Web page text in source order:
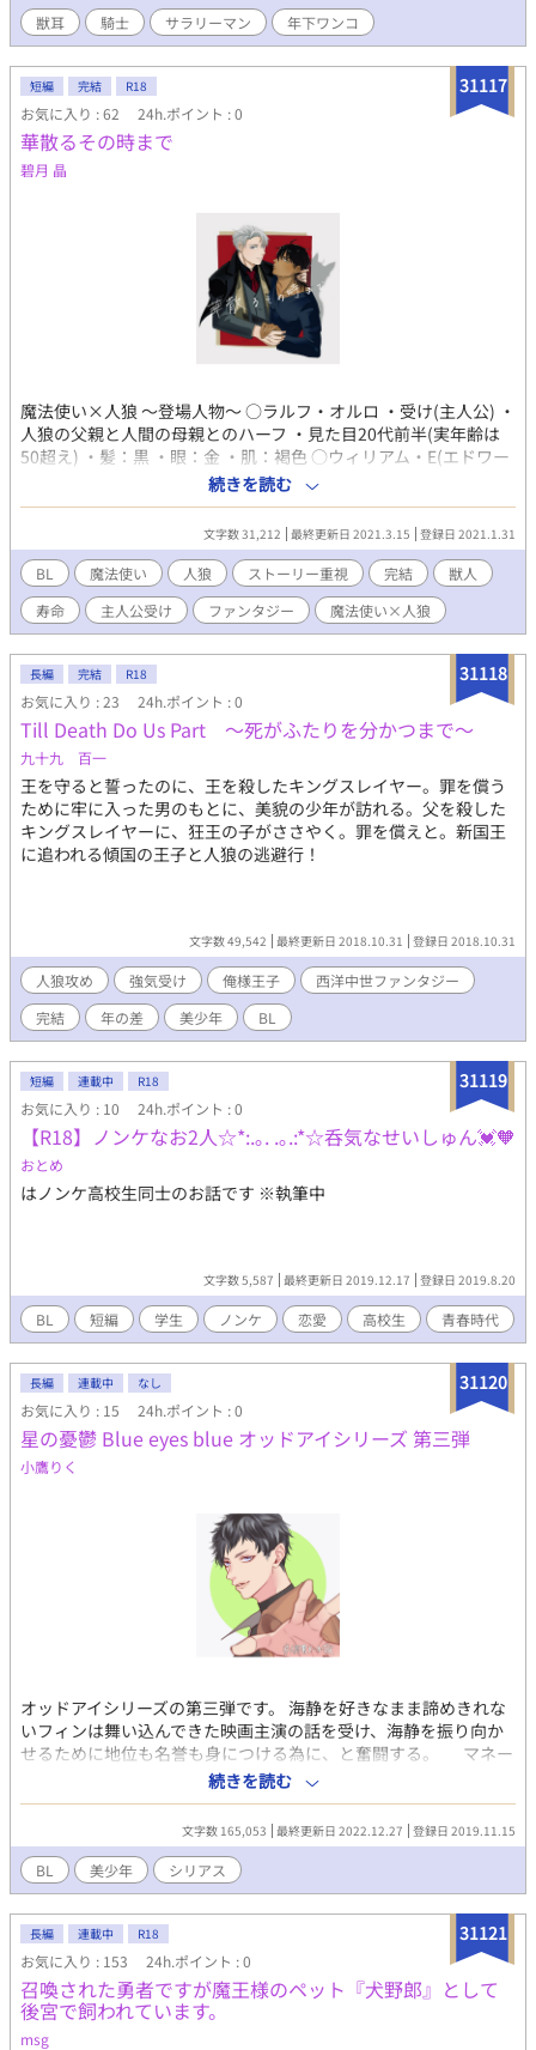
で、超生温かい目で見守って下さいね☆
獣耳 騎士 サラリーマン 年下ワンコ
31117
短編 完結 R18
お気に入り : 62 24h.ポイント : 0
華散るその時まで
碧月 晶
魔法使い×人狼 ～登場人物～ ○ラルフ・オルロ ・受け(主人公) ・
人狼の父親と人間の母親とのハーフ ・見た目20代前半(実年齢は
50超え) ・髪：黒 ・眼：金 ・肌：褐色 ○ウィリアム・E(エドワー
ド)・クロフォード ・攻め ・『白銀の魔法使い』の称号を持つ ・
見た目30代半ば(実際は400歳超えだが、その辺りから数えるのを
止めた) ・髪：銀 ・眼：灰 ・肌：白 ※BLove、エブリスタ様でも
掲載済みの作品です。 ※表紙絵は友人様からです(最終ページに掲
載)。 ※感想大歓迎です!!
続きを読む
文字数 31,212 最終更新日 2021.3.15 登録日 2021.1.31
BL 魔法使い 人狼 ストーリー重視 完結
獣人
寿命
主人公受け ファンタジー 魔法使い×人狼
31118
長編 完結 R18
お気に入り : 23 24h.ポイント : 0
Till Death Do Us Part ～死がふたりを分かつまで～
九十九 百一
王を守ると誓ったのに、王を殺したキングスレイヤー。罪を償う
ために牢に入った男のもとに、美貌の少年が訪れる。父を殺した
キングスレイヤーに、狂王の子がささやく。罪を償えと。新国王
に追われる傾国の王子と人狼の逃避行！
文字数 49,542 最終更新日 2018.10.31 登録日 2018.10.31
人狼攻め 強気受け 俺様王子
西洋中世ファンタジー
完結
年の差 美少年 BL
31119
短編 連載中 R18
お気に入り : 10 24h.ポイント : 0
【R18】ノンケなお2人☆*:.｡. .｡.:*☆呑気なせいしゅん💓🧡
おとめ
はノンケ高校生同士のお話です ※執筆中
文字数 5,587 最終更新日 2019.12.17 登録日 2019.8.20
BL 短編 学生 ノンケ 恋愛 高校生 青春時代
31120
長編 連載中 なし
お気に入り : 15 24h.ポイント : 0
星の憂鬱 Blue eyes blue オッドアイシリーズ 第三弾
小鷹りく
オッドアイシリーズの第三弾です。 海静を好きなまま諦めきれな
いフィンは舞い込んできた映画主演の話を受け、海静を振り向か
せるために地位も名誉も身につける為に、と奮闘する。 マネー
ジャーのルイスは超絶金髪碧眼美人なのにどこか影があり、フィ
ンに冷たい。容姿が人を惹きつけて私的な感情を持たれて仕事に
ならなくなっては困ると言うルイスなりの構え方なのだが、フィ
ンはそれを理解していながらルイスの冷たさに少し辛くなってい
る。 ルイスは美しすぎて妬まれ仕事仲間とはギクシャクしていて
孤立している。ルイスの不器用さに気づくフィンだが……。 有名
監督に見初められて成功への階段を登れるのか、そして想い人海
静を追い続けるのか？色んな人に出会い心を揺さぶられるフィン
と美しい青年ルイスの物語。 どうぞ楽しんでください。 本編はオ
ッドアイの守り人の続編ですので、そちらを先に読まれてから読
んでいただけますと更に楽しめます。 表紙はpicrew の人間メーカ
ーさんで作らせていただきました。
続きを読む
文字数 165,053 最終更新日 2022.12.27 登録日 2019.11.15
BL 美少年 シリアス
31121
長編 連載中 R18
お気に入り : 153 24h.ポイント : 0
召喚された勇者ですが魔王様のペット『犬野郎』として
後宮で飼われています。
msg